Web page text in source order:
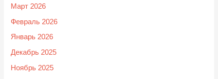
Март 2026
Февраль 2026
Январь 2026
Декабрь 2025
Ноябрь 2025